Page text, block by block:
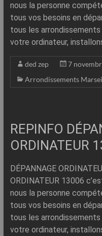
nous la personne
tous vos besoins en
tous les
votre ordinateur,
ded zep
7
Arrondissements
REPINFO
ORDINATEUR
DÉPANNAGE
ORDINATEUR 13006
nous la personne
tous vos besoins en
tous les
votre ordinateur,